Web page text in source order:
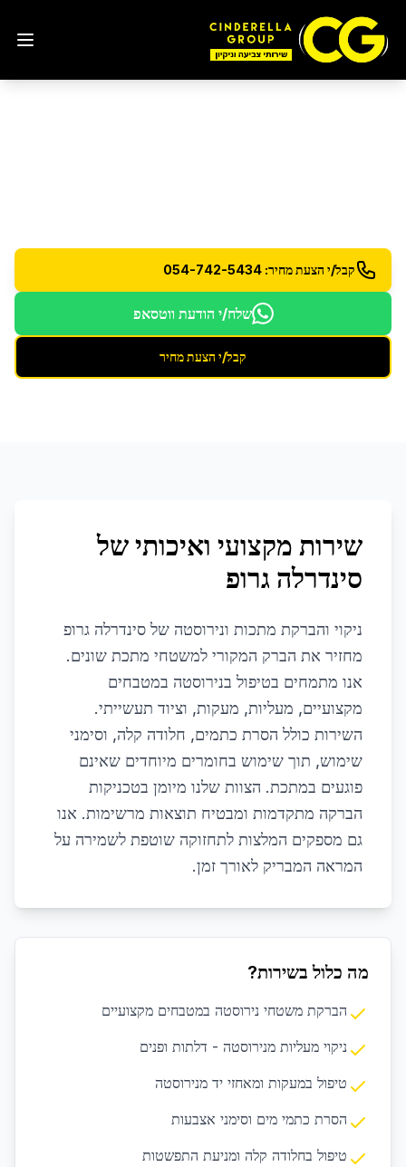
קבל/י הצעת מחיר: 054-742-5434
שלח/י הודעת ווטסאפ
קבל/י הצעת מחיר
שירות מקצועי ואיכותי של
סינדרלה גרופ
ניקוי והברקת מתכות ונירוסטה של סינדרלה גרופ
מחזיר את הברק המקורי למשטחי מתכת שונים.
אנו מתמחים בטיפול בנירוסטה במטבחים
מקצועיים, מעליות, מעקות, וציוד תעשייתי.
השירות כולל הסרת כתמים, חלודה קלה, וסימני
שימוש, תוך שימוש בחומרים מיוחדים שאינם
פוגעים במתכת. הצוות שלנו מיומן בטכניקות
הברקה מתקדמות ומבטיח תוצאות מרשימות. אנו
גם מספקים המלצות לתחזוקה שוטפת לשמירה על
המראה המבריק לאורך זמן.
מה כלול בשירות?
הברקת משטחי נירוסטה במטבחים מקצועיים
ניקוי מעליות מנירוסטה - דלתות ופנים
טיפול במעקות ומאחזי יד מנירוסטה
הסרת כתמי מים וסימני אצבעות
טיפול בחלודה קלה ומניעת התפשטות